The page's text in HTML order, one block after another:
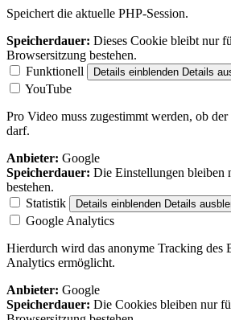
Speichert die aktuelle PHP-Session.
Speicherdauer: Dieses Cookie bleibt nur
Browsersitzung bestehen.
Funktionell
Details einblenden Details
YouTube
Pro Video muss zugestimmt werden, ob
darf.
Anbieter: Google
Speicherdauer: Die Einstellungen bleiben
bestehen.
Statistik
Details einblenden Details
Google Analytics
Hierdurch wird das anonyme Tracking des
Analytics ermöglicht.
Anbieter: Google
Speicherdauer: Die Cookies bleiben nur